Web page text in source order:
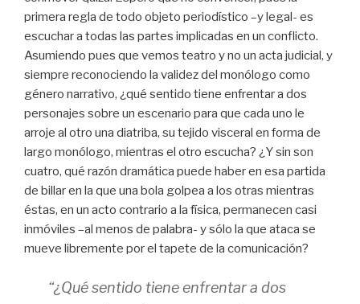
primera regla de todo objeto periodístico –y legal- es
escuchar a todas las partes implicadas en un conflicto.
Asumiendo pues que vemos teatro y no un acta judicial, y
siempre reconociendo la validez del monólogo como
género narrativo, ¿qué sentido tiene enfrentar a dos
personajes sobre un escenario para que cada uno le
arroje al otro una diatriba, su tejido visceral en forma de
largo monólogo, mientras el otro escucha? ¿Y sin son
cuatro, qué razón dramática puede haber en esa partida
de billar en la que una bola golpea a los otras mientras
éstas, en un acto contrario a la física, permanecen casi
inmóviles –al menos de palabra- y sólo la que ataca se
mueve libremente por el tapete de la comunicación?
“¿Qué sentido tiene enfrentar a dos